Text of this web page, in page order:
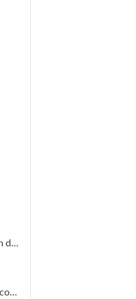
District Gard Lozère de Football : Fax calendrier, désignation des terrains
Olympique d'Alès en Cévennes (O.A.C.) : Coût, subventions, contrat d'objectifs, courrier